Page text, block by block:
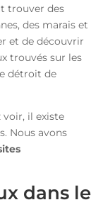
trouver des
des marais et
et de découvrir
trouvés sur les
détroit de
voir, il existe
Nous avons
dans le